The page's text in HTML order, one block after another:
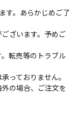
す。あらかじめご了
ざいます。予めご
転売等のトラブル
っておりません。
の場合、ご注文を